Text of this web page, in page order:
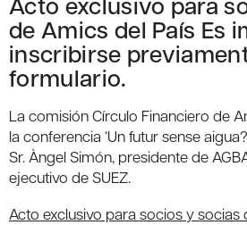
de Amics del País Es
inscribirse
formulario.
La comisión Círculo Financiero de
la conferencia ‘Un futur sense
Sr. Àngel Simón, presidente de
ejecutivo de SUEZ.
Acto exclusivo para socios y socias